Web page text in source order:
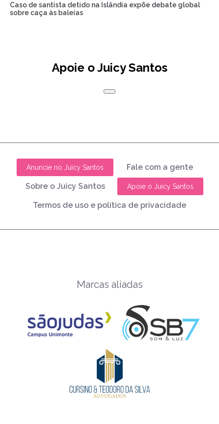
Caso de santista detido na Islândia expõe debate global
sobre caça às baleias
Apoie o Juicy Santos
Anuncie no Juicy Santos Fale com a gente
Sobre o Juicy Santos Apoie o Juicy Santos
Termos de uso e política de privacidade
Marcas aliadas